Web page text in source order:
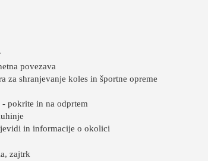
povezava
za shranjevanje koles in športne opreme
- pokrite in na odprtem
in informacije o okolici
zajtrk